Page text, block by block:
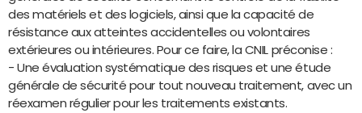
des matériels et des logiciels, ainsi que la capacité de
résistance aux atteintes accidentelles ou volontaires
extérieures ou intérieures. Pour ce faire, la CNIL préconise :
- Une évaluation systématique des risques et une étude
générale de sécurité pour tout nouveau traitement, avec un
réexamen régulier pour les traitements existants.